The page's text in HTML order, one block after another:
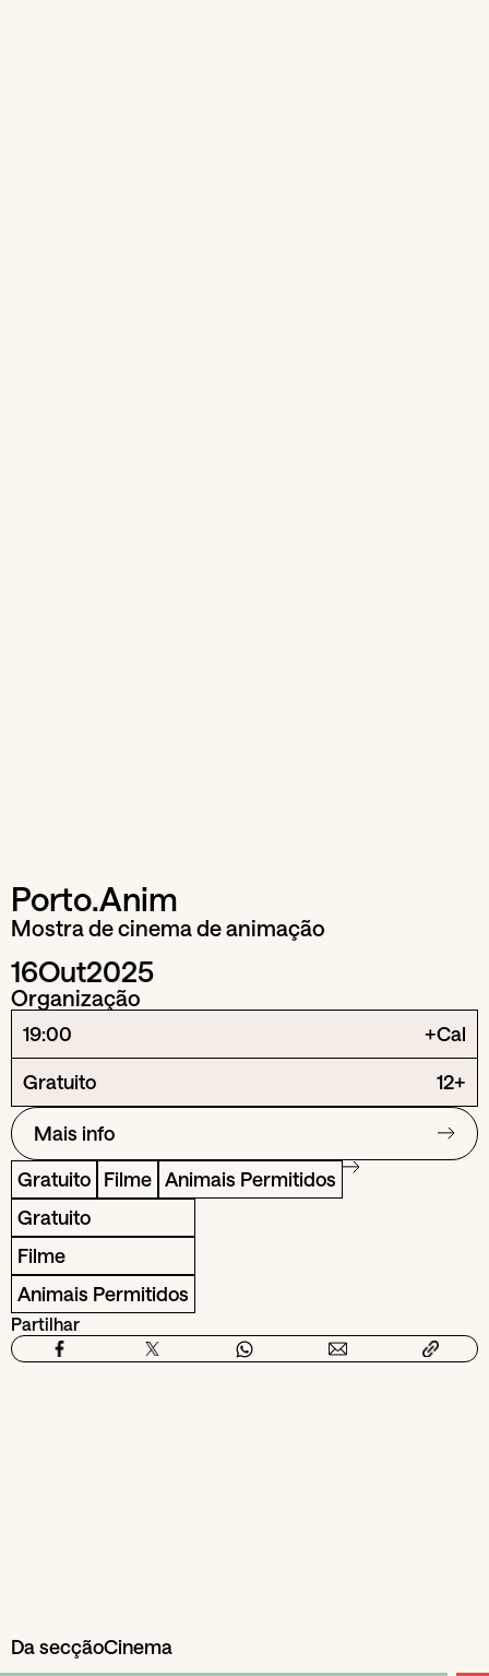
Porto.Anim
Mostra de cinema de animação
16Out2025
Organização
19:00
+Cal
Gratuito
12+
Mais info
Gratuito Filme Animais Permitidos
Gratuito
Filme
Animais Permitidos
Partilhar
Da secçãoCinema